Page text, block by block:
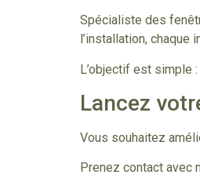
Spécialiste des
l’installation,
L’objectif est simple
Lancez
Vous souhaitez
Prenez contact avec